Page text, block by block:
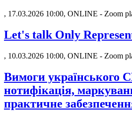
, 17.03.2026 10:00, ONLINE - Zoom
Let's talk Only
, 10.03.2026 10:00, ONLINE - Zoom
Вимоги українського
нотифікація,
практичне